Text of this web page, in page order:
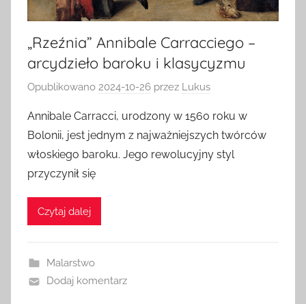
„Rzeźnia” Annibale Carracciego –
arcydzieło baroku i klasycyzmu
Opublikowano 2024-10-26 przez Lukus
Annibale Carracci, urodzony w 1560 roku w
Bolonii, jest jednym z najważniejszych twórców
włoskiego baroku. Jego rewolucyjny styl
przyczynił się
Czytaj dalej
Malarstwo
Dodaj komentarz